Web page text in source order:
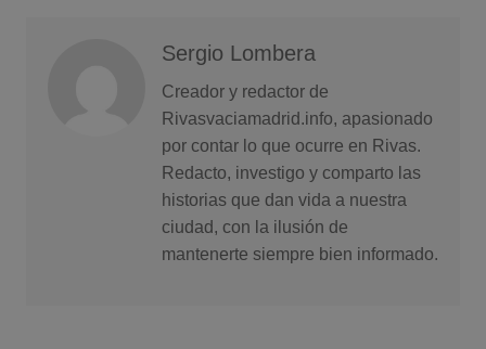
Sergio Lombera
Creador y redactor de
Rivasvaciamadrid.info, apasionado
por contar lo que ocurre en Rivas.
Redacto, investigo y comparto las
historias que dan vida a nuestra
ciudad, con la ilusión de
mantenerte siempre bien informado.